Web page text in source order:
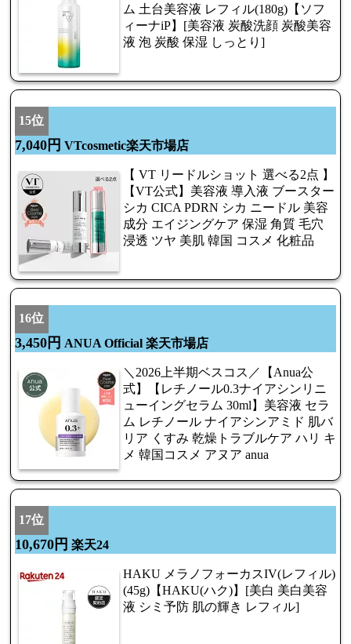
ム 土台美容液 レフィル(180g)【ソフ
ィーナiP】[美容液 炭酸洗顔 炭酸美容
液 泡 炭酸 保湿 しっとり]
15位
7,040円 VTcosmetic楽天市場店
【 VT リードルショット 選べる2点 】
【VT公式】美容液 導入液 ブースター
シカ CICA PDRN シカ ニードル 美容
成分 エイジングケア 保湿 角質 毛穴
浸透 ツヤ 美肌 韓国 コスメ 化粧品
16位
3,450円 ANUA Official 楽天市場店
＼2026上半期ベスコス／【Anua公
式】【レチノール0.3ナイアシンリニ
ューイングセラム 30ml】美容液 セラ
ム レチノール ナイアシンアミド 肌バ
リア くすみ 乾燥トラブルケア ハリ キ
メ 韓国コスメ アヌア anua
17位
10,670円 楽天24
HAKU メラノフォーカスIV(レフィル)
(45g)【HAKU(ハク)】[美白 美白美容
液 シミ予防 肌の輝き レフィル]